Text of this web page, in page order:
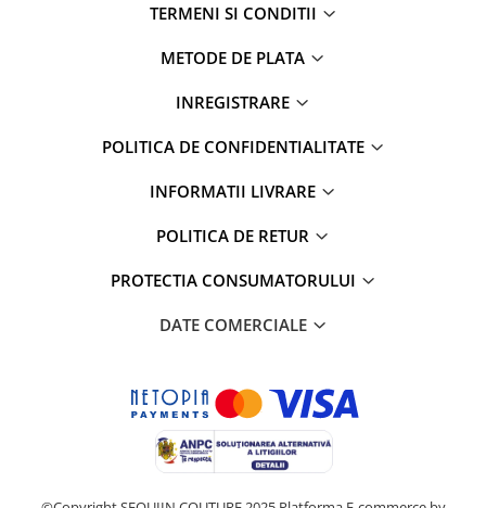
TERMENI SI CONDITII
METODE DE PLATA
INREGISTRARE
POLITICA DE CONFIDENTIALITATE
INFORMATII LIVRARE
POLITICA DE RETUR
PROTECTIA CONSUMATORULUI
DATE COMERCIALE